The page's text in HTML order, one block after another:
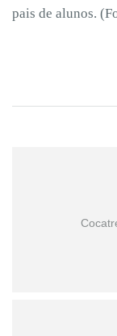
pais de alunos.